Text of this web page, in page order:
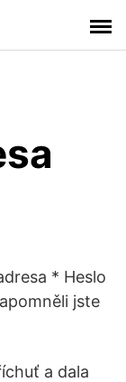
* Heslo
jste
a dala